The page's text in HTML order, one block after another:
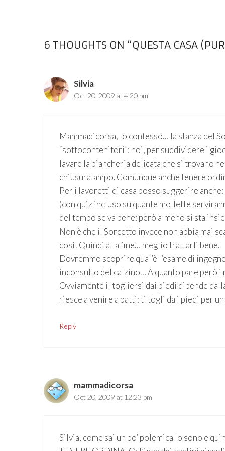
6 THOUGHTS ON “QUESTA CASA
Silvia
Oct 20, 2009 at 4:20 pm
Mammadicorsa, lo confesso… la stanza del
“sottocontenitori”: noi, per suddividere i
lavare la biancheria delicata che si trovano
chiusuralampo. Comunque anche tenere
Per i lavoretti di casa posso suggerire
(con quiz incluso su quante mollette
del tempo se va bene: però almeno si sta
Non è che il Sorcetto invece non abbia mai
così! Quindi alla fine… meglio trattarli bene.
Dovremmo scoprire qual’è l’esame di
inconsulto del calzino… A quanto pare però
Ovviamente il togliersi dai piedi dipende
riesce a venire a patti: ti togli da i piedi per
Reply
mammadicorsa
Oct 20, 2009 at 12:23 pm
Silvia, come sai un po’ polemica lo sono e